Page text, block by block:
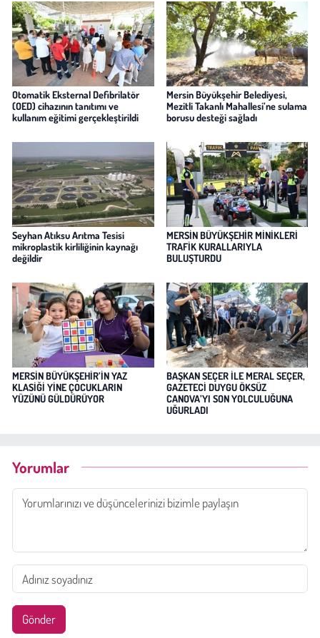
Otomatik Eksternal Defibrilatör
(OED) cihazının tanıtımı ve
kullanım eğitimi gerçekleştirildi
Mersin Büyükşehir Belediyesi,
Mezitli Takanlı Mahallesi’ne sulama
borusu desteği sağladı
Seyhan Atıksu Arıtma Tesisi
mikroplastik kirliliğinin kaynağı
değildir
MERSİN BÜYÜKŞEHİR MİNİKLERİ
TRAFİK KURALLARIYLA
BULUŞTURDU
MERSİN BÜYÜKŞEHİR’İN YAZ
KLASİĞİ YİNE ÇOCUKLARIN
YÜZÜNÜ GÜLDÜRÜYOR
BAŞKAN SEÇER İLE MERAL SEÇER,
GAZETECİ DUYGU ÖKSÜZ
CANOVA’YI SON YOLCULUĞUNA
UĞURLADI
Yorumlar
Gönder